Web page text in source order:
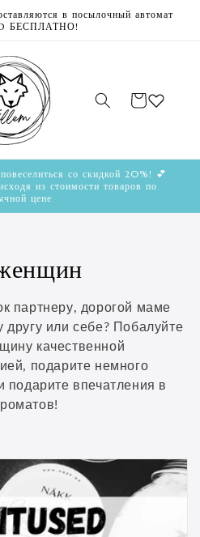
в посылочный автомат
БЕСПЛАТНО!
Корзина
со скидкой 20%! 💕
из стоимости товаров по
цене
партнеру, дорогой маме
или себе? Побалуйте
качественной
подарите немного
подарите впечатления в